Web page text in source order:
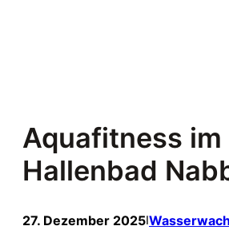
Aquafitness im
Hallenbad
27. Dezember 2025I